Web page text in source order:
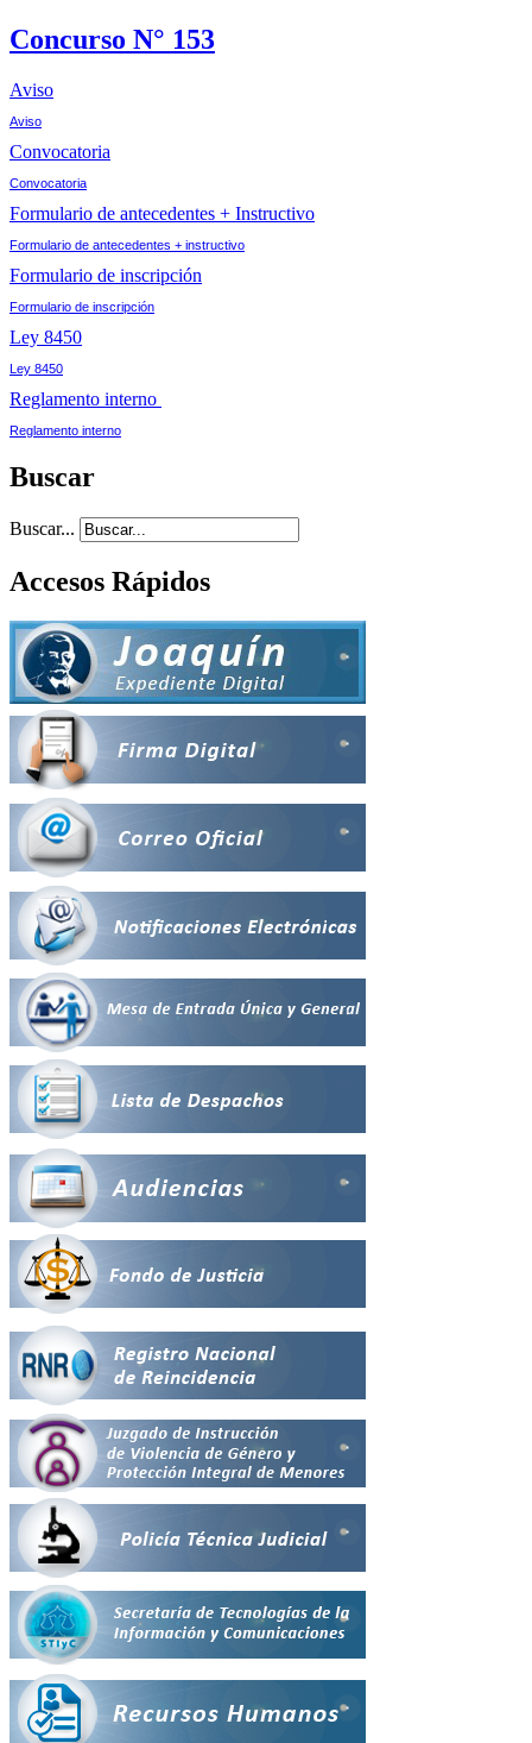
Concurso N° 153
Aviso
Aviso
Convocatoria
Convocatoria
Formulario de antecedentes + Instructivo
Formulario de antecedentes + instructivo
Formulario de inscripción
Formulario de inscripción
Ley 8450
Ley 8450
Reglamento interno
Reglamento interno
Buscar
Buscar...
Accesos Rápidos